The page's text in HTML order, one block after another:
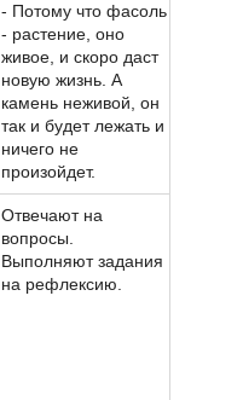
- Потому что фасоль
- растение, оно
живое, и скоро даст
новую жизнь. А
камень неживой, он
так и будет лежать и
ничего не
произойдет.
Отвечают на
вопросы.
Выполняют задания
на рефлексию.